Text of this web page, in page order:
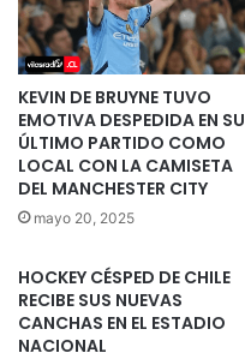
KEVIN DE BRUYNE TUVO
EMOTIVA DESPEDIDA EN SU
ÚLTIMO PARTIDO COMO
LOCAL CON LA CAMISETA
DEL MANCHESTER CITY
mayo 20, 2025
HOCKEY CÉSPED DE CHILE
RECIBE SUS NUEVAS
CANCHAS EN EL ESTADIO
NACIONAL